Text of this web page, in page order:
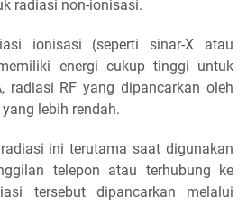
radiasi non-ionisasi.
ionisasi (seperti sinar-X atau
energi cukup tinggi untuk
radiasi RF yang dipancarkan oleh
lebih rendah.
ini terutama saat digunakan
telepon atau terhubung ke
tersebut dipancarkan melalui